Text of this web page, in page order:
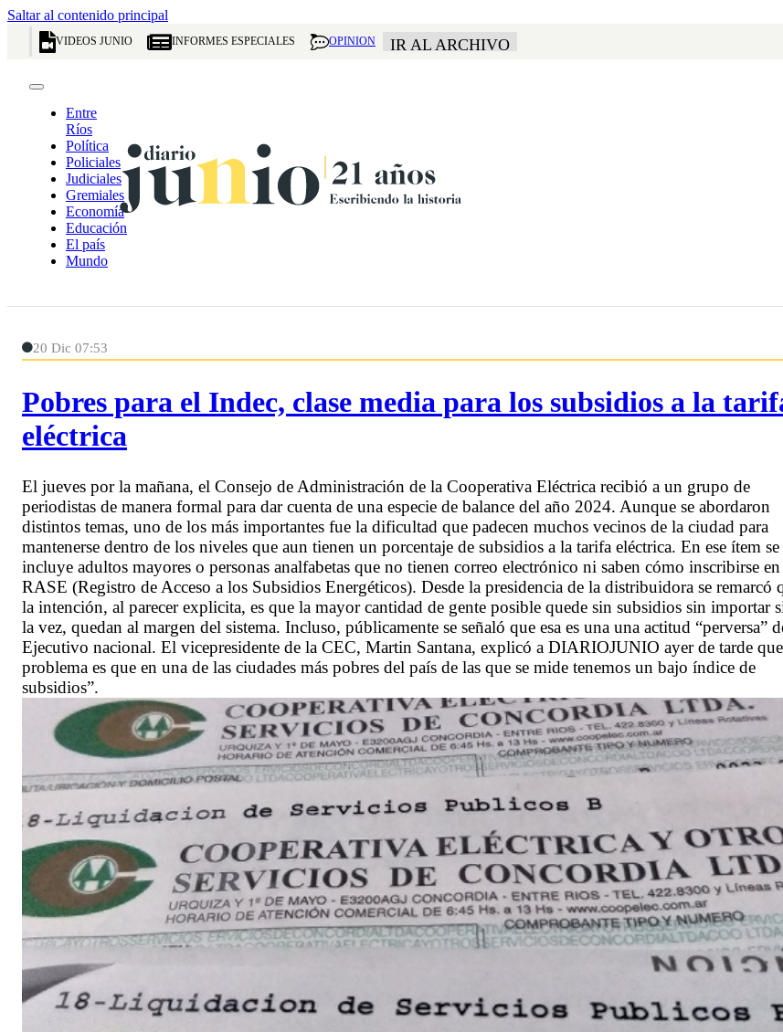
Saltar al contenido principal
VIDEOS JUNIO INFORMES ESPECIALES OPINION IR AL ARCHIVO
Entre
Ríos
Política
Policiales
Judiciales
Gremiales
Economía
Educación
El país
Mundo
20 Dic 07:53
Pobres para el Indec, clase media para los subsidios a la
eléctrica
El jueves por la mañana, el Consejo de Administración de la Cooperativa Eléctrica recibió a un grupo de
periodistas de manera formal para dar cuenta de una especie de balance del año 2024. Aunque se abordaron
distintos temas, uno de los más importantes fue la dificultad que padecen muchos vecinos de la ciudad para
mantenerse dentro de los niveles que aun tienen un porcentaje de subsidios a la tarifa eléctrica. En ese ítem se
incluye adultos mayores o personas analfabetas que no tienen correo electrónico ni saben cómo inscribirse en
RASE (Registro de Acceso a los Subsidios Energéticos). Desde la presidencia de la distribuidora se remarcó
la intención, al parecer explicita, es que la mayor cantidad de gente posible quede sin subsidios sin importar
la vez, quedan al margen del sistema. Incluso, públicamente se señaló que esa es una una actitud “perversa”
Ejecutivo nacional. El vicepresidente de la CEC, Martin Santana, explicó a DIARIOJUNIO ayer de tarde
problema es que en una de las ciudades más pobres del país de las que se mide tenemos un bajo índice de
subsidios”.